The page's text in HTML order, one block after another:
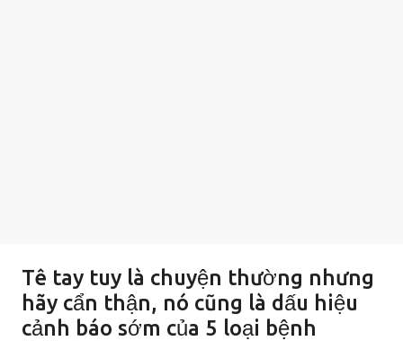
Tê tay tuy là chuyện thường nhưng
hãy cẩn thận, nó cũng là dấu hiệu
cảnh báo sớm của 5 loại bệnh